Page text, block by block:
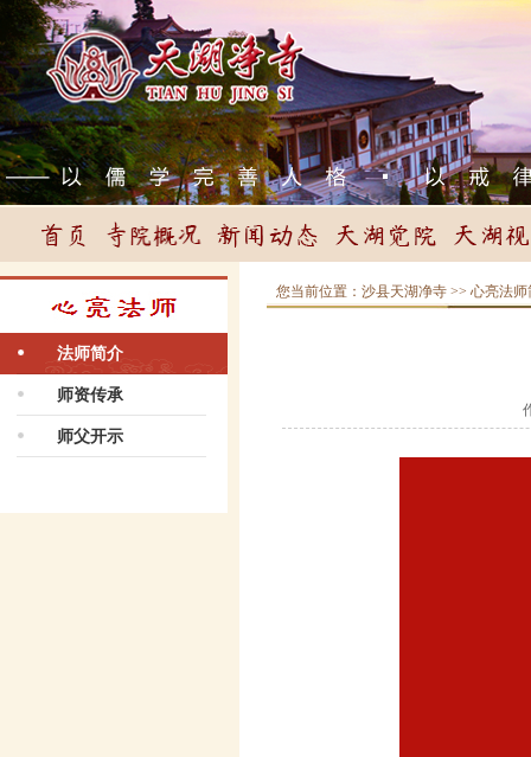
法师简介
师资传承
师父开示
您当前位置： 沙县天湖净寺 >> 心亮法师